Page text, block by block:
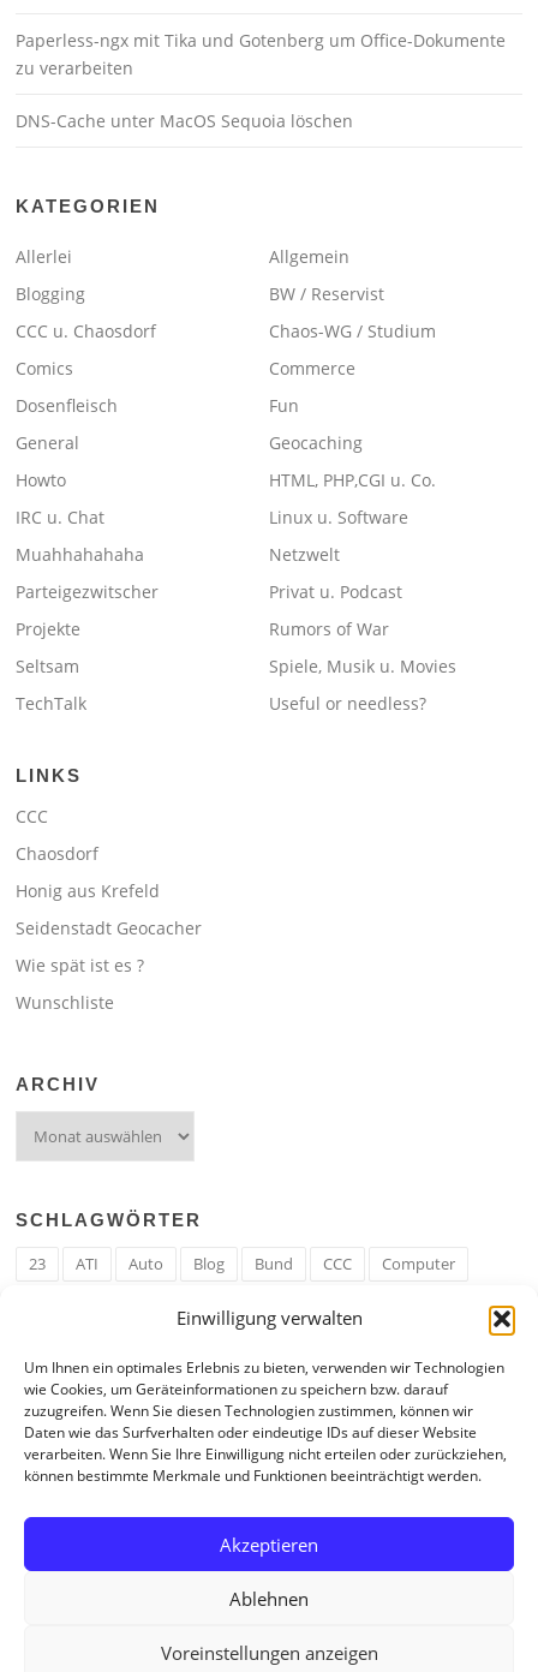
Einwilligung verwalten
Um Ihnen ein optimales Erlebnis zu bieten, verwenden wir Technologien
wie Cookies, um Geräteinformationen zu speichern bzw. darauf
zuzugreifen. Wenn Sie diesen Technologien zustimmen, können wir
Daten wie das Surfverhalten oder eindeutige IDs auf dieser Website
verarbeiten. Wenn Sie Ihre Einwilligung nicht erteilen oder zurückziehen,
können bestimmte Merkmale und Funktionen beeinträchtigt werden.
Akzeptieren
Ablehnen
Voreinstellungen anzeigen
Paperless-ngx mit Tika und Gotenberg um Office-Dokumente
zu verarbeiten
DNS-Cache unter MacOS Sequoia löschen
KATEGORIEN
Allerlei
Allgemein
Blogging
BW / Reservist
CCC u. Chaosdorf
Chaos-WG / Studium
Comics
Commerce
Dosenfleisch
Fun
General
Geocaching
Howto
HTML, PHP,CGI u. Co.
IRC u. Chat
Linux u. Software
Muahhahahaha
Netzwelt
Parteigezwitscher
Privat u. Podcast
Projekte
Rumors of War
Seltsam
Spiele, Musik u. Movies
TechTalk
Useful or needless?
LINKS
CCC
Chaosdorf
Honig aus Krefeld
Seidenstadt Geocacher
Wie spät ist es ?
Wunschliste
ARCHIV
SCHLAGWÖRTER
23 ATI Auto Blog Bund CCC
Computer
Google
Hack Hand HE ICE IE Internet
Krefeld
Liebe Linux u. Software Mail Mann
PHP
RAM
Regeln RZ Spam Spiel Ticker
USA
Video
Weblog Welt WWW Youtube Zahl